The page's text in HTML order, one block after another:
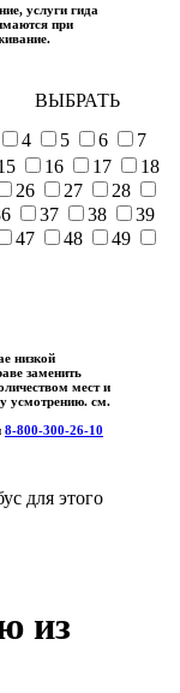
услуги гида
при
ВЫБРАТЬ
4 5 6
7
16 17
18
26 27
28
37 38
39
47 48
49
низкой
заменить
мест и
усмотрению. см.
8-800-300-26-10
для этого
из